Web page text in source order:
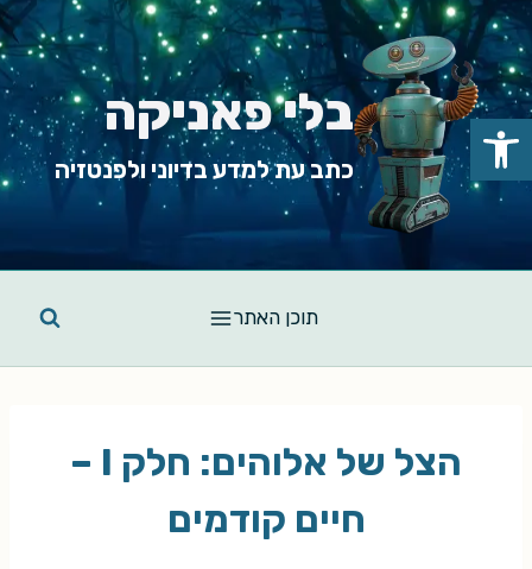
Skip
to
content
בלי פאניקה
כתב עת למדע בדיוני ולפנטזיה
תוכן האתר
הצל של אלוהים: חלק I –
חיים קודמים
פתח סרגל נגישות